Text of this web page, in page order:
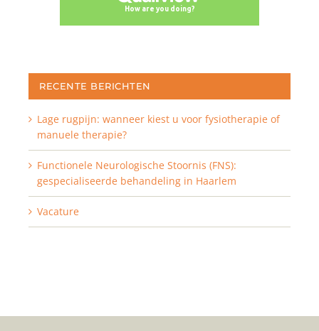
RECENTE BERICHTEN
Lage rugpijn: wanneer kiest u voor fysiotherapie of
manuele therapie?
Functionele Neurologische Stoornis (FNS):
gespecialiseerde behandeling in Haarlem
Vacature